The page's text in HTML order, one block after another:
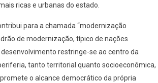
ricas e urbanas do estado.
para a chamada “modernização
de modernização, típico de nações
restringe-se ao centro da
tanto territorial quanto socioeconômica,
o alcance democrático da própria